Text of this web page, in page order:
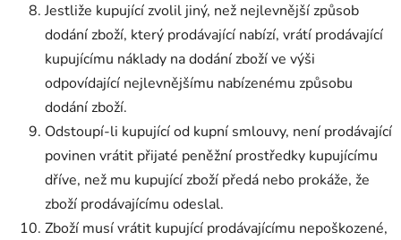
Jestliže kupující zvolil jiný, než nejlevnější způsob
dodání zboží, který prodávající nabízí, vrátí prodávající
kupujícímu náklady na dodání zboží ve výši
odpovídající nejlevnějšímu nabízenému způsobu
dodání zboží.
Odstoupí-li kupující od kupní smlouvy, není prodávající
povinen vrátit přijaté peněžní prostředky kupujícímu
dříve, než mu kupující zboží předá nebo prokáže, že
zboží prodávajícímu odeslal.
Zboží musí vrátit kupující prodávajícímu nepoškozené,